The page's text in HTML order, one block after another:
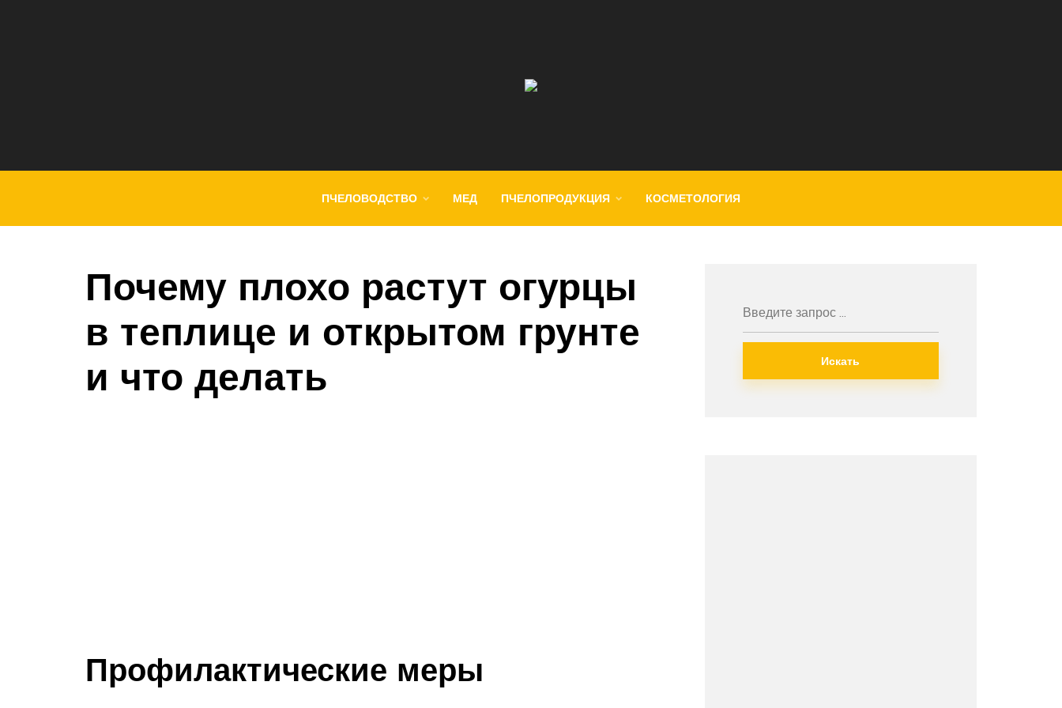
ПЧЕЛОВОДСТВО МЕД ПЧЕЛОПРОДУКЦИЯ КОСМЕТОЛОГИЯ
Почему плохо растут огурцы
в теплице и открытом грунте
и что делать
Профилактические меры
Искать